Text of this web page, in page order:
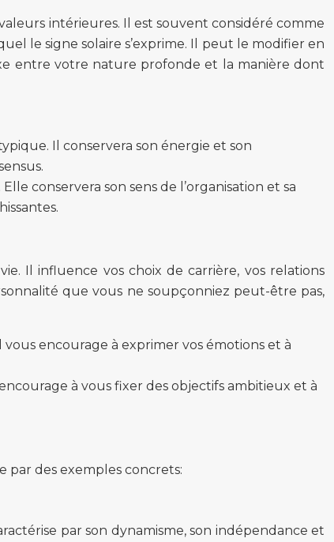
intérieures. Il est souvent considéré comme
le signe solaire s’exprime. Il peut le modifier en
entre votre nature profonde et la manière dont
Il conservera son énergie et son
conservera son sens de l’organisation et sa
Il influence vos choix de carrière, vos relations
que vous ne soupçonniez peut-être pas,
encourage à exprimer vos émotions et à
à vous fixer des objectifs ambitieux et à
par des exemples concrets:
par son dynamisme, son indépendance et